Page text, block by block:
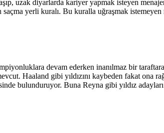
uzak diyarlarda kariyer yapmak isteyen
yerli kuralı. Bu kuralla uğraşmak istemeyen
devam ederken inanılmaz bir
Haaland gibi yıldızını kaybeden fakat
bulunduruyor. Buna Reyna gibi yıldız